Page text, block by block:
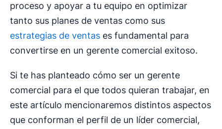
proceso y apoyar a tu equipo en optimizar
tanto sus planes de ventas como sus
estrategias de ventas es fundamental para
convertirse en un gerente comercial exitoso.
Si te has planteado cómo ser un gerente
comercial para el que todos quieran trabajar, en
este artículo mencionaremos distintos aspectos
que conforman el perfil de un líder comercial,